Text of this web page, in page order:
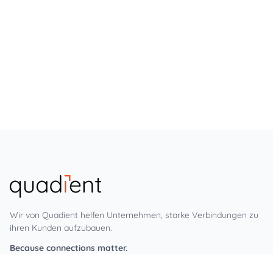
Wir von Quadient helfen Unternehmen, starke Verbindungen zu
ihren Kunden aufzubauen.
Because connections matter.